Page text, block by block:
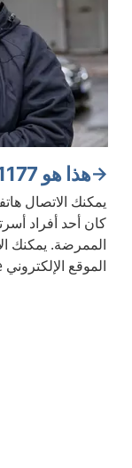
هذا هو 1177 دليل الرعاية الصحية
كان أحد أفراد
الممرضة. يمكنك